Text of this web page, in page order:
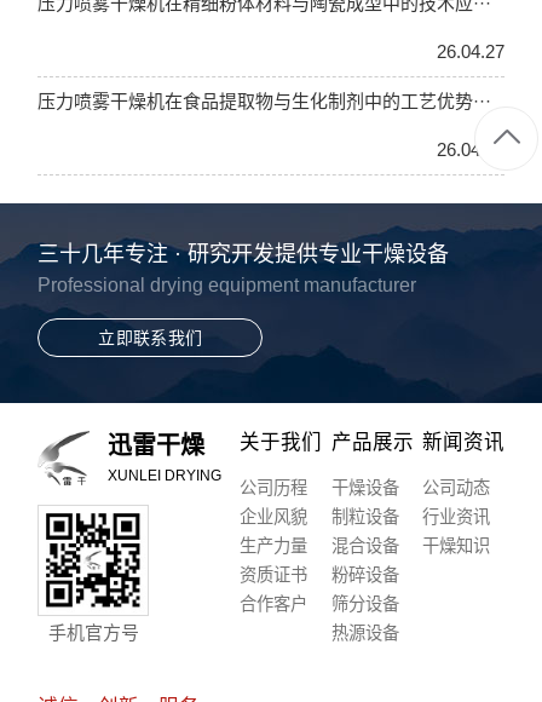
26.04.27
压力喷雾干燥机在食品提取物与生化制剂中的工艺优势···
26.04.27
三十几年专注 · 研究开发提供专业干燥设备
Professional drying equipment manufacturer
立即联系我们
迅雷干燥
XUNLEI DRYING
手机官方号
关于我们
公司历程
企业风貌
生产力量
资质证书
合作客户
产品展示
干燥设备
制粒设备
混合设备
粉碎设备
筛分设备
热源设备
新闻资讯
公司动态
行业资讯
干燥知识